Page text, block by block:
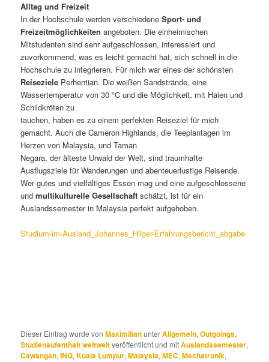
Alltag und Freizeit
In der Hochschule werden verschiedene Sport- und
Freizeitmöglichkeiten angeboten. Die einheimischen
Mitstudenten sind sehr aufgeschlossen, interessiert und
zuvorkommend, was es leicht gemacht hat, sich schnell in die
Hochschule zu integrieren. Für mich war eines der schönsten
Reiseziele Perhentian. Die weißen Sandstrände, eine
Wassertemperatur von 30 °C und die Möglichkeit, mit Haien und
Schildkröten zu
tauchen, haben es zu einem perfekten Reiseziel für mich
gemacht. Auch die Cameron Highlands, die Teeplantagen im
Herzen von Malaysia, und Taman
Negara, der älteste Urwald der Welt, sind traumhafte
Ausflugsziele für Wanderungen und abenteuerlustige Reisende.
Wer gutes und vielfältiges Essen mag und eine aufgeschlossene
undmultikulturelle Gesellschaft schätzt, ist für ein
Auslandssemester in Malaysia perfekt aufgehoben.
Studium-im-Ausland_Johannes_Hilger-Erfahrungsbericht_abgabe
Dieser Eintrag wurde vonMaximilianunterAllgemein,Outgoings,
Studienaufenthalt weltweitveröffentlicht und mitAuslandssemester,
Cawangan,ING,Kuala Lumpur,Malaysia,MEC,Mechatronik,